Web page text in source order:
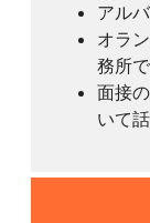
アル
オラ
務所で
面接
いて